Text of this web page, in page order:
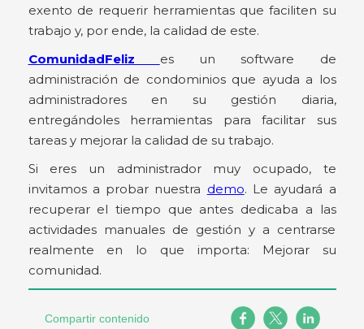
exento de requerir herramientas que faciliten su
trabajo y, por ende, la calidad de este.
ComunidadFeliz es un software de
administración de condominios que ayuda a los
administradores en su gestión diaria,
entregándoles herramientas para facilitar sus
tareas y mejorar la calidad de su trabajo.
Si eres un administrador muy ocupado, te
invitamos a probar nuestra demo. Le ayudará a
recuperar el tiempo que antes dedicaba a las
actividades manuales de gestión y a centrarse
realmente en lo que importa: Mejorar su
comunidad.
Compartir contenido